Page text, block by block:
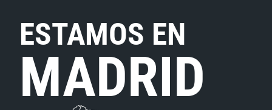
ESTAMOS EN
MADRID